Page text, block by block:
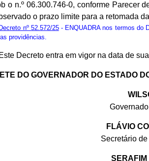
o n.º 06.300.746-0, conforme Parecer
o prazo limite para a retomada
Decreto nº 52.572/25- ENQUADRA nos termos do
providências.
Decreto entra em vigor na data de
DO GOVERNADOR DO ESTADO
FLÁVIO
Secretário